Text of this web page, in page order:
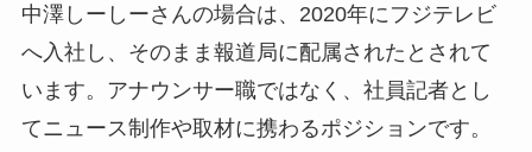
中澤しーしーさんの場合は、2020年にフジテレビ
へ入社し、そのまま報道局に配属されたとされて
います。アナウンサー職ではなく、社員記者とし
てニュース制作や取材に携わるポジションです。